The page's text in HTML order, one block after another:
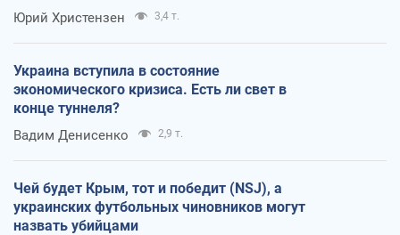
Юрий Христензен 3,4 т.
Украина вступила в состояние
экономического кризиса. Есть ли свет в
конце туннеля?
Вадим Денисенко 2,9 т.
Чей будет Крым, тот и победит (NSJ), а
украинских футбольных чиновников могут
назвать убийцами